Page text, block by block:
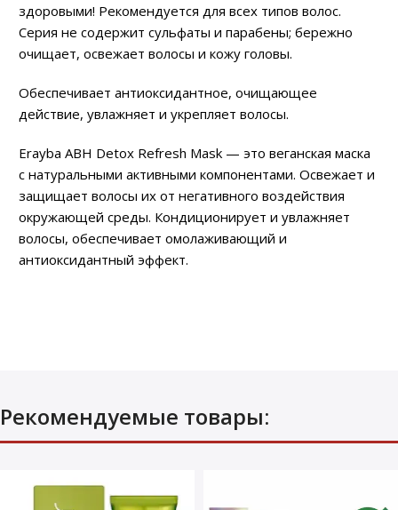
здоровыми! Рекомендуется для всех типов волос.
Серия не содержит сульфаты и парабены; бережно
очищает, освежает волосы и кожу головы.
Обеспечивает антиоксидантное, очищающее
действие, увлажняет и укрепляет волосы.
Erayba ABH Detox Refresh Mask — это веганская маска
с натуральными активными компонентами. Освежает и
защищает волосы их от негативного воздействия
окружающей среды. Кондиционирует и увлажняет
волосы, обеспечивает омолаживающий и
антиоксидантный эффект.
Рекомендуемые товары: